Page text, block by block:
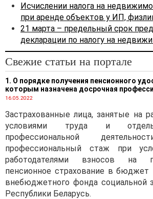
Исчислении налога на
при аренде объектов у ИП,
21 марта – предельный срок
декларации по налогу на
Свежие статьи на портале
1. О порядке получения пенсионного
которым назначена досрочная
16.05.2022
Застрахованные лица, занятые на
условиями труда и
профессиональной
профессиональный стаж при
работодателями взносов на
пенсионное страхование в бюджет
внебюджетного фонда социальной
Республики Беларусь.